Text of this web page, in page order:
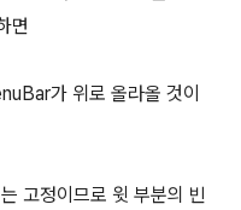
면
가 위로 올라올 것이
고정이므로 윗 부분의 빈